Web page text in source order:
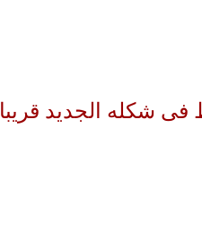
فى شكله الجديد قريبا